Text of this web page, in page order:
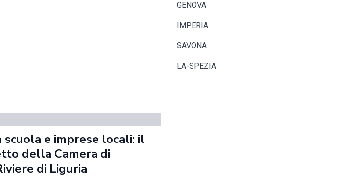
e imprese locali: il
della Camera di
di Liguria
GENOVA
IMPERIA
SAVONA
LA-SPEZIA